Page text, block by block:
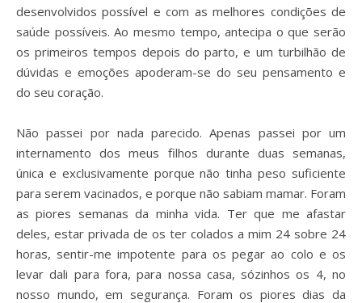
desenvolvidos possível e com as melhores condições de
saúde possíveis. Ao mesmo tempo, antecipa o que serão
os primeiros tempos depois do parto, e um turbilhão de
dúvidas e emoções apoderam-se do seu pensamento e
do seu coração.
Não passei por nada parecido. Apenas passei por um
internamento dos meus filhos durante duas semanas,
única e exclusivamente porque não tinha peso suficiente
para serem vacinados, e porque não sabiam mamar. Foram
as piores semanas da minha vida. Ter que me afastar
deles, estar privada de os ter colados a mim 24 sobre 24
horas, sentir-me impotente para os pegar ao colo e os
levar dali para fora, para nossa casa, sózinhos os 4, no
nosso mundo, em segurança. Foram os piores dias da